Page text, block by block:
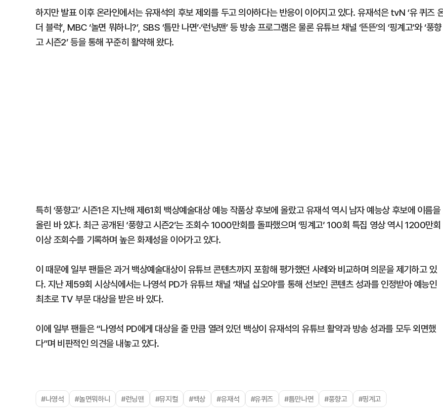
하지만 발표 이후 온라인에서는 유재석의 후보 제외를 두고 의아하다는 반응이 이어지고 있다. 유재석은 tvN ‘유 퀴즈
더 블럭’, MBC ‘놀면 뭐하니?’, SBS ‘틈만 나면’·‘런닝맨’ 등 방송 프로그램은 물론 유튜브 채널 ‘뜬뜬’의 ‘핑계고’와 ‘풍향
고 시즌2’ 등을 통해 꾸준히 활약해 왔다.
특히 ‘풍향고’ 시즌1은 지난해 제61회 백상예술대상 예능 작품상 후보에 올랐고 유재석 역시 남자 예능상 후보에 이름을
올린 바 있다. 최근 공개된 ‘풍향고 시즌2’는 조회수 1000만회를 돌파했으며 ‘핑계고’ 100회 특집 영상 역시 1200만회
이상 조회수를 기록하며 높은 화제성을 이어가고 있다.
이 때문에 일부 팬들은 과거 백상예술대상이 유튜브 콘텐츠까지 포함해 평가했던 사례와 비교하며 의문을 제기하고 있
다. 지난 제59회 시상식에서는 나영석 PD가 유튜브 채널 ‘채널 십오야’를 통해 선보인 콘텐츠 성과를 인정받아 예능인
최초로 TV 부문 대상을 받은 바 있다.
이에 일부 팬들은 “나영석 PD에게 대상을 줄 만큼 열려 있던 백상이 유재석의 유튜브 활약과 방송 성과를 모두 외면했
다”며 비판적인 의견을 내놓고 있다.
#나영석 #놀면뭐하니 #런닝맨 #뮤지컬 #백상 #유재석 #유퀴즈 #틈만나면 #풍향고 #핑계고